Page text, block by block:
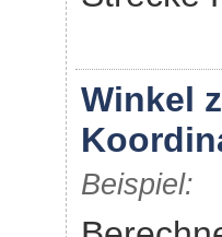
Winkel
Beispiel: